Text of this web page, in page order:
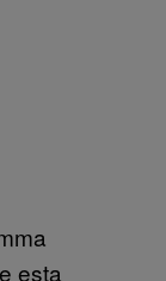
esta